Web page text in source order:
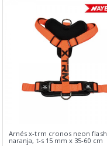
Arnés x-trm cronos neon flash
naranja, t-s 15 mm x 35-60 cm